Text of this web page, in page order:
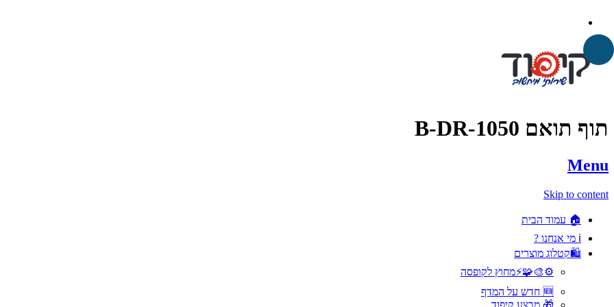
תוף תואם B-DR-1050
Menu
Skip to content
🏠 עמוד הבית
ℹ️ מי אנחנו ?
🛍️קטלוג מוצרים
⚙️🎨🧩⚡️מחוץ לקופסה
🆕 חדש על המדף
🎁 מבצע קיפוד